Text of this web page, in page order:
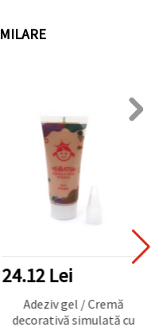
24.12 Lei
Adeziv gel / Cremă
decorativă simulată cu